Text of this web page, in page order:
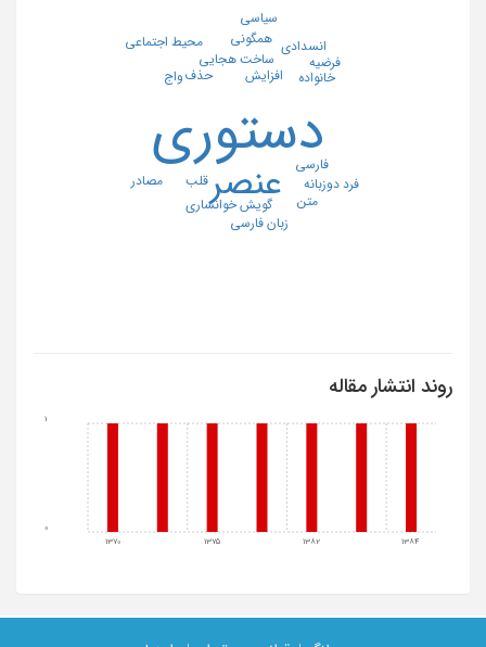
دستوری
عنصر
افزایش حذف
ساخت هجایی
قلب
گویش خوانساری
همگونی
واج
انسدادی
خانواده
زبان فارسی
سیاسی
فارسی
فرد دوزبانه
فرضیه
متن
محیط اجتماعی
مصادر
روند انتشار مقاله
1370 1375 1382 1384
0
1